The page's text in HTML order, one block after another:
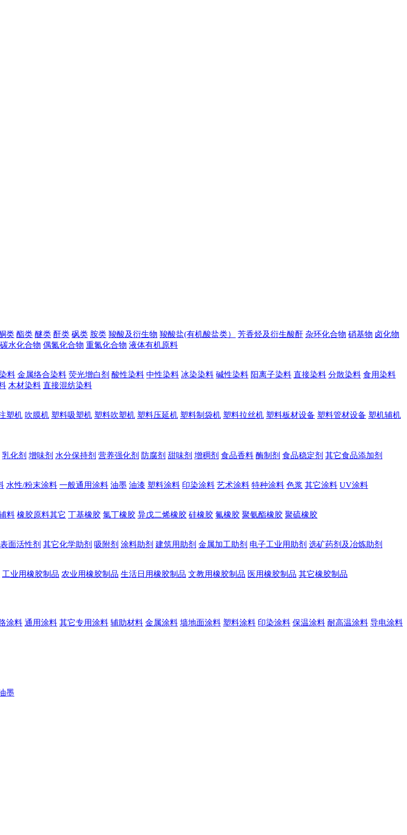
类 酯类 醚类 酐类 砜类 胺类 羧酸及衍生物 羧酸盐(有机酸盐类） 芳香烃及衍生酸酐 杂环化合物 硝基物 卤化物
碳水化合物 偶氮化合物 重氮化合物 液体有机原料
料 金属络合染料 荧光增白剂 酸性染料 中性染料 冰染染料 碱性染料 阳离子染料 直接染料 分散染料 食用染料
木材染料 直接混纺染料
塑机 吹膜机 塑料吸塑机 塑料吹塑机 塑料压延机 塑料制袋机 塑料拉丝机 塑料板材设备 塑料管材设备 塑机辅机
乳化剂 增味剂 水分保持剂 营养强化剂 防腐剂 甜味剂 增稠剂 食品香料 酶制剂 食品稳定剂 其它食品添加剂
水性/粉末涂料 一般通用涂料 油墨 油漆 塑料涂料 印染涂料 艺术涂料 特种涂料 色浆 其它涂料 UV涂料
料 橡胶原料其它 丁基橡胶 氯丁橡胶 异戊二烯橡胶 硅橡胶 氟橡胶 聚氨酯橡胶 聚硫橡胶
表面活性剂 其它化学助剂 吸附剂 涂料助剂 建筑用助剂 金属加工助剂 电子工业用助剂 选矿药剂及冶炼助剂
工业用橡胶制品 农业用橡胶制品 生活日用橡胶制品 文教用橡胶制品 医用橡胶制品 其它橡胶制品
涂料 通用涂料 其它专用涂料 辅助材料 金属涂料 墙地面涂料 塑料涂料 印染涂料 保温涂料 耐高温涂料 导电涂料
墨